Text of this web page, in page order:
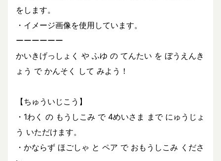
をします。
・イメージ画像を使用しています。
ーーーーーー
かいきげっしょく や ふゆ の てんたい を ぼうえんき
ょう で かんそく して みよう！
【ちゅういじこう】
・1わく の もうしこみ で 4めいさま まで にゅうじょ
う いただけます。
・かならず ほごしゃ と ペア で おもうしこみ くださ